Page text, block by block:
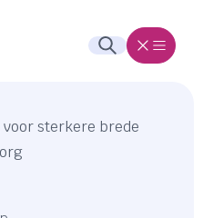
sterkere brede